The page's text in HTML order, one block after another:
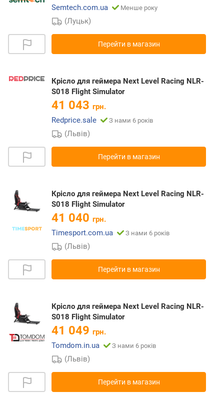
Semtech.com.ua
Менше року
(Луцьк)
Перейти в магазин
Крісло для геймера Next Level Racing NLR-
S018 Flight Simulator
41 043 грн.
Redprice.sale
З нами 6 років
(Львів)
Перейти в магазин
Крісло для геймера Next Level Racing NLR-
S018 Flight Simulator
41 040 грн.
Timesport.com.ua
З нами 6 років
(Львів)
Перейти в магазин
Крісло для геймера Next Level Racing NLR-
S018 Flight Simulator
41 049 грн.
Tomdom.in.ua
З нами 6 років
(Львів)
Перейти в магазин